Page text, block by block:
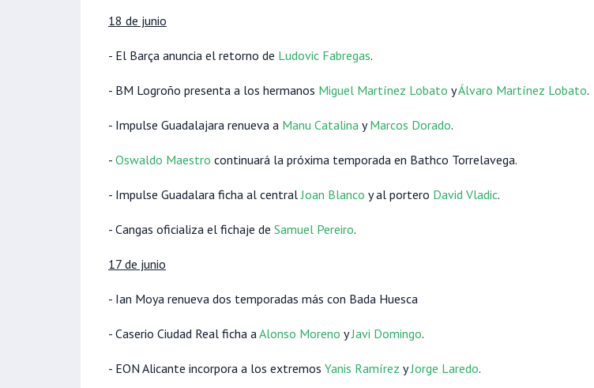
18 de junio
- El Barça anuncia el retorno de Ludovic Fabregas.
- BM Logroño presenta a los hermanos Miguel Martínez Lobato yÁlvaro Martínez Lobato.
- Impulse Guadalajara renueva a Manu Catalina yMarcos Dorado.
- Oswaldo Maestro continuará la próxima temporada en Bathco Torrelavega.
- Impulse Guadalara ficha al centralJoan Blanco y al portero David Vladic.
- Cangas oficializa el fichaje de Samuel Pereiro.
17 de junio
- Ian Moya renueva dos temporadas más con Bada Huesca
- Caserio Ciudad Real ficha aAlonso Moreno yJavi Domingo.
- EON Alicante incorpora a los extremos Yanis Ramírez yJorge Laredo.